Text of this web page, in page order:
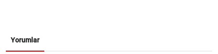
Yorumlar